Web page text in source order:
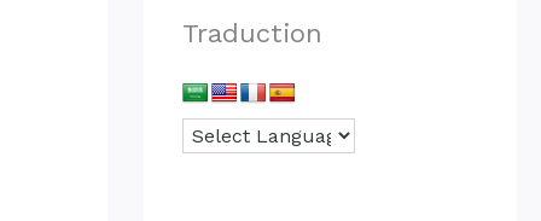
Traduction